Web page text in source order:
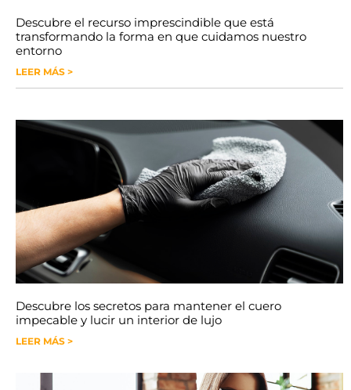
Descubre el recurso imprescindible que está
transformando la forma en que cuidamos nuestro
entorno
LEER MÁS >
Descubre los secretos para mantener el cuero
impecable y lucir un interior de lujo
LEER MÁS >